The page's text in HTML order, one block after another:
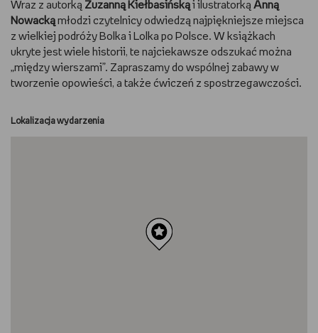
RYSUJĘ
DIY
DBAM O URODĘ
Wraz z autorką Zuzanną Kiełbasińską i ilustratorką Anną
Nowacką młodzi czytelnicy odwiedzą najpiękniejsze miejsca
z wielkiej podróży Bolka i Lolka po Polsce. W książkach
ukryte jest wiele historii, te najciekawsze odszukać można
„między wierszami”. Zapraszamy do wspólnej zabawy w
tworzenie opowieści, a także ćwiczeń z spostrzegawczości.
Lokalizacja wydarzenia